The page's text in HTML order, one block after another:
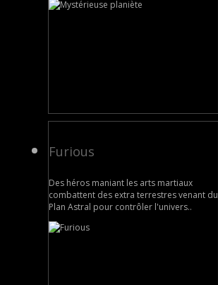
Furious
Des héros maniant les arts martiaux
combattent des extra terrestres venant du
Plan Astral pour contrôler l'univers..